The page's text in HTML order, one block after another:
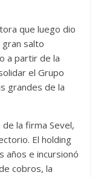
que luego dio
gran salto
a partir de la
el Grupo
grandes de la
la firma Sevel,
El holding
años e incursionó
cobros, la